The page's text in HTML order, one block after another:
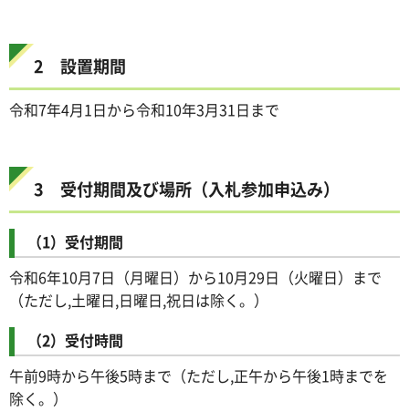
2 設置期間
令和7年4月1日から令和10年3月31日まで
3 受付期間及び場所（入札参加申込み）
（1）受付期間
令和6年10月7日（月曜日）から10月29日（火曜日）まで
（ただし,土曜日,日曜日,祝日は除く。）
（2）受付時間
午前9時から午後5時まで（ただし,正午から午後1時までを
除く。）